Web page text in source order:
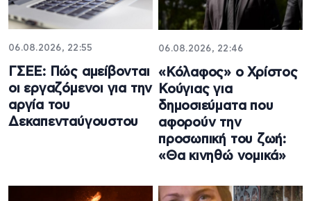
06.08.2026, 22:55
ΓΣΕΕ: Πώς αμείβονται
οι εργαζόμενοι για την
αργία του
Δεκαπενταύγουστου
06.08.2026, 22:46
«Κόλαφος» ο Χρίστος
Κούγιας για
δημοσιεύματα που
αφορούν την
προσωπική του ζωή:
«Θα κινηθώ νομικά»